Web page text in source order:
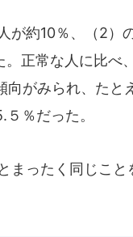
が約10％、（2）
正常な人に比べ
向がみられ、たと
％だった。
まったく同じこと